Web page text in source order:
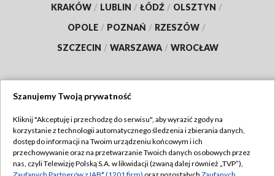
KRAKÓW / LUBLIN / ŁÓDŹ / OLSZTYN /
OPOLE / POZNAŃ / RZESZÓW /
SZCZECIN / WARSZAWA / WROCŁAW
TVP
Abonament TVP
Emisja w TVP
Regulamin TVP
Szanujemy Twoją prywatność
Kliknij "Akceptuję i przechodzę do serwisu", aby wyrazić zgody na
korzystanie z technologii automatycznego śledzenia i zbierania danych,
dostęp do informacji na Twoim urządzeniu końcowym i ich
przechowywanie oraz na przetwarzanie Twoich danych osobowych przez
nas, czyli Telewizję Polską S.A. w likwidacji (zwaną dalej również „TVP”),